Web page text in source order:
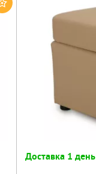
Доставка 1 день